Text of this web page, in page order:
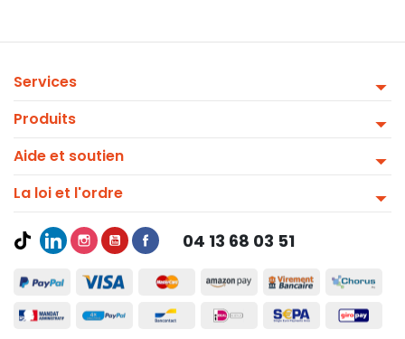
Services
Produits
Aide et soutien
La loi et l'ordre
04 13 68 03 51